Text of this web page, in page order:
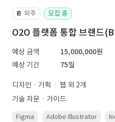
📔 외주 모집 중
O2O 플랫폼 통합 브랜드
예상 금액
15,000,000원
예상 기간
75일
디자인 · 기획
웹 외 2개
기술 자문ㆍ가이드
Figma Adobe Illustrator